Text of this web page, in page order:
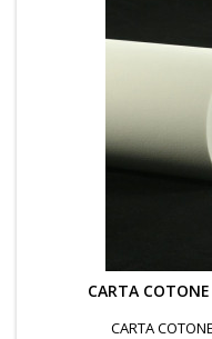
CARTA
CARTA